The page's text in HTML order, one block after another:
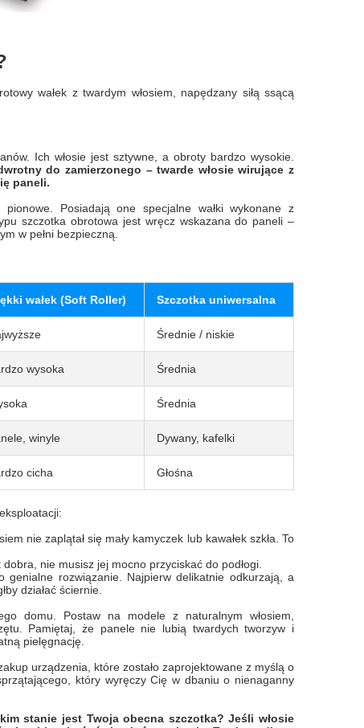
wałek z twardym włosiem, napędzany siłą ssącą
Ich włosie jest sztywne, a obroty bardzo wysokie.
do zamierzonego – twarde włosie wirujące z
paneli.
pionowe. Posiadają one specjalne wałki wykonane z
szczotka obrotowa jest wręcz wskazana do paneli –
w pełni bezpieczną.
wałek (Soft Roller) Szczotka uniwersalna
Średnie / niskie
wysoka Średnia
Średnia
winyle Dywany, kafelki
cicha Głośna
nie zaplątał się mały kamyczek lub kawałek szkła. To
nie musisz jej mocno przyciskać do podłogi.
genialne rozwiązanie. Najpierw delikatnie odkurzają, a
działać ściernie.
domu. Postaw na modele z naturalnym włosiem,
Pamiętaj, że panele nie lubią twardych tworzyw i
pielęgnację.
urządzenia, które zostało zaprojektowane z myślą o
który wyręczy Cię w dbaniu o nienaganny
stanie jest Twoja obecna szczotka? Jeśli włosie